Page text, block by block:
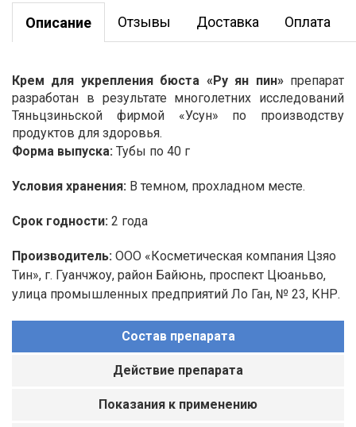
Описание Отзывы Доставка Оплата
Крем для укрепления бюста «Ру ян пин»препарат
разработан в результате многолетних исследований
Тяньцзиньской фирмой «Усун» по производству
продуктов для здоровья.
Форма выпуска: Тубы по 40 г
Условия хранения: В темном, прохладном месте.
Срок годности: 2 года
Производитель: ООО «Косметическая компания Цзяо
Тин», г. Гуанчжоу, район Байюнь, проспект Цюаньво,
улица промышленных предприятий Ло Ган, № 23, КНР.
Состав препарата
Действие препарата
Показания к применению